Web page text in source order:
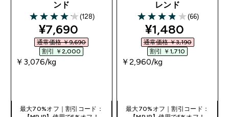
ンド
4.13 out of 5 stars
(128)
discounted price
¥7,690‎
通常価格 ￥9,690‎
割引 ￥2,000‎
￥3,076‎/kg
最大70%オフ｜割引コード：
レンド
3.89 out of 5 stars
(66)
discounted
¥1,480‎
通常価格 ￥3,190‎
割引 ￥1,710‎
￥2,960‎/kg
最大70%オフ｜割引コード：